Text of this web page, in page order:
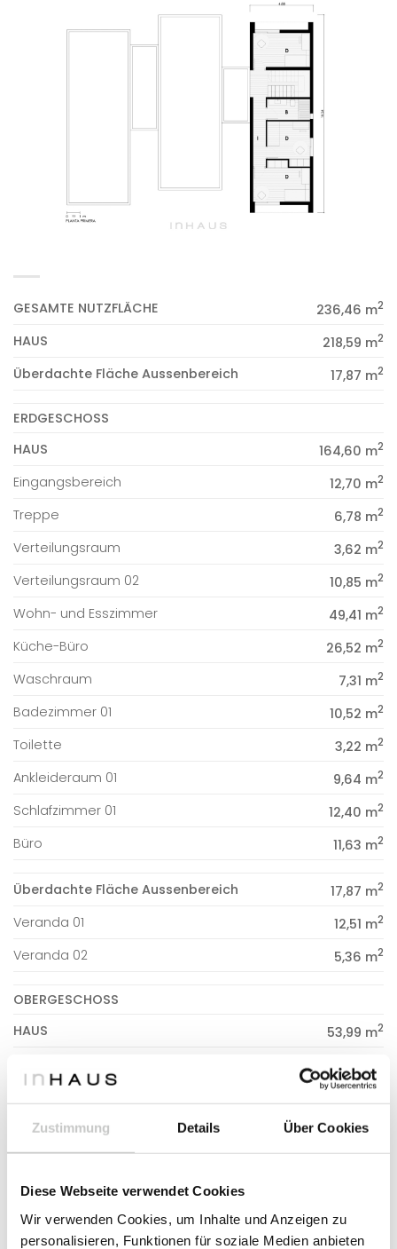
Zustimmung Details Über Cookies
Diese Webseite verwendet Cookies
Wir verwenden Cookies, um Inhalte und Anzeigen zu
personalisieren, Funktionen für soziale Medien anbieten
GESAMTE NUTZFLÄCHE 236,46 m2
HAUS 218,59 m2
Überdachte Fläche Aussenbereich 17,87 m2
ERDGESCHOSS
HAUS
164,60 m2
Eingangsbereich 12,70 m2
Treppe 6,78 m2
Verteilungsraum 3,62 m2
Verteilungsraum 02 10,85 m2
Wohn- und Esszimmer 49,41 m2
Küche-Büro 26,52 m2
Waschraum 7,31 m2
Badezimmer 01 10,52 m2
Toilette 3,22 m2
Ankleideraum 01 9,64 m2
Schlafzimmer 01 12,40 m2
Büro 11,63 m2
Überdachte Fläche Aussenbereich 17,87 m2
Veranda 01 12,51 m2
Veranda 02 5,36 m2
OBERGESCHOSS
HAUS
53,99 m2
6,78 m
Badezimmer 02 5,30 m
2
Schlafzimmer 03
Schlafzimmer 04 12,35 m